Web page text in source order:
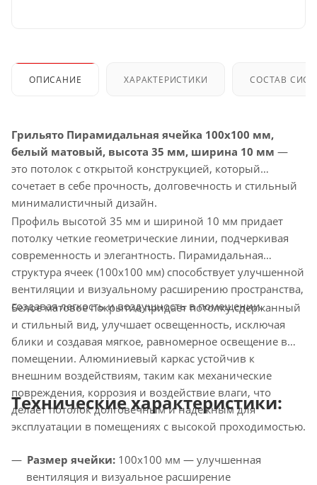
ОПИСАНИЕ ХАРАКТЕРИСТИКИ СОСТАВ
Грильято Пирамидальная ячейка 100х100 мм,
белый матовый, высота 35 мм, ширина 10 мм —
это потолок с открытой конструкцией, который
сочетает в себе прочность, долговечность и стильный
минималистичный дизайн.
Профиль высотой 35 мм и шириной 10 мм придает
потолку четкие геометрические линии, подчеркивая
современность и элегантность. Пирамидальная
структура ячеек (100х100 мм) способствует улучшенной
вентиляции и визуальному расширению пространства,
создавая легкость и воздушность в помещении.
Белое матовое покрытие придает потолку сдержанный
и стильный вид, улучшает освещенность, исключая
блики и создавая мягкое, равномерное освещение в
помещении. Алюминиевый каркас устойчив к
внешним воздействиям, таким как механические
повреждения, коррозия и воздействие влаги, что
делает потолок долговечным и надежным для
эксплуатации в помещениях с высокой проходимостью.
Технические характеристики:
Размер ячейки: 100х100 мм — улучшенная
вентиляция и визуальное расширение